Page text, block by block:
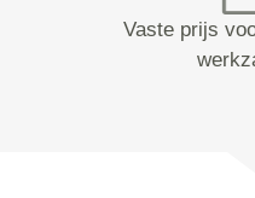
Vaste prijs